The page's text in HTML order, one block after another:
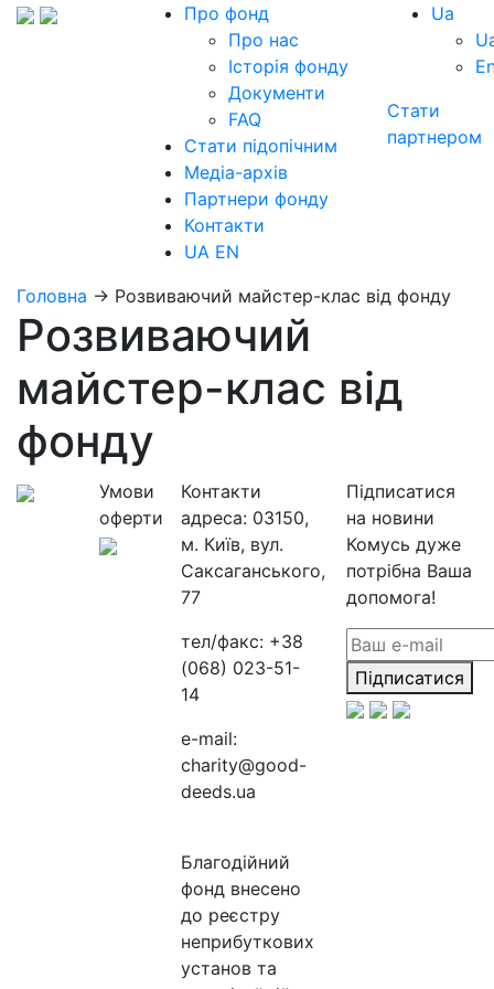
Про фонд
Про нас
Історія фонду
Документи
FAQ
Стати підопічним
Медіа-архів
Партнери фонду
Контакти
UA EN
Ua
Стати
партнером
Головна → Розвиваючий майстер-клас від фонду
Розвиваючий
майстер-клас від
фонду
Умови
оферти
Контакти
адреса: 03150,
м. Київ, вул.
Саксаганського,
77
тел/факс: +38
(068) 023-51-
14
e-mail:
charity@good-
deeds.ua
Благодійний
фонд внесено
до реєстру
неприбуткових
установ та
Підписатися
на новини
Комусь дуже
потрібна Ваша
допомога!
Підписатися